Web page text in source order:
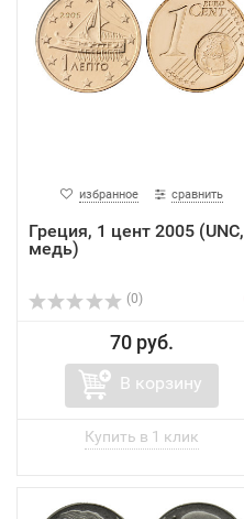
избранное сравнить
Греция, 1 цент 2005 (UNC,
медь)
(0)
70 руб.
В корзину